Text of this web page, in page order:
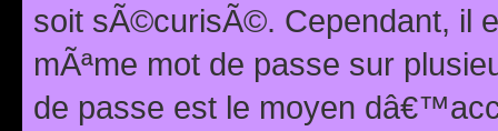
soit sÃ©curisÃ©. Cependant, il
mÃªme mot de passe sur
de passe est le moyen